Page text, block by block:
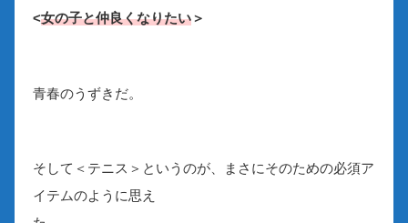
<女の子と仲良くなりたい＞
青春のうずきだ。
そして＜テニス＞というのが、まさにそのための必須ア
イテムのように思え